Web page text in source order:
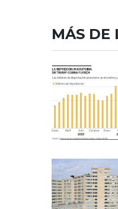
MÁS DE